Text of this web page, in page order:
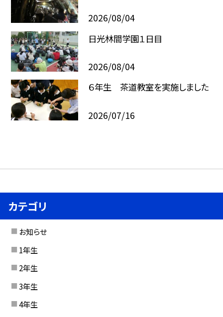
2026/08/04
日光林間学園１日目
2026/08/04
６年生 茶道教室を実施しました
2026/07/16
カテゴリ
お知らせ
1年生
2年生
3年生
4年生